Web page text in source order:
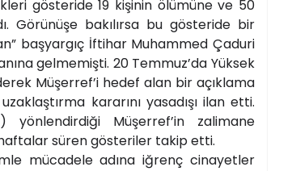
gösteride 19 kişinin ölümüne ve 50
Görünüşe bakılırsa bu gösteride bir
başyargıç İftihar Muhammed Çaduri
gelmemişti. 20 Temmuz’da Yüksek
Müşerref’i hedef alan bir açıklama
kararını yasadışı ilan etti.
Müşerref’in zalimane
haftalar süren gösteriler takip etti.
mücadele adına iğrenç cinayetler